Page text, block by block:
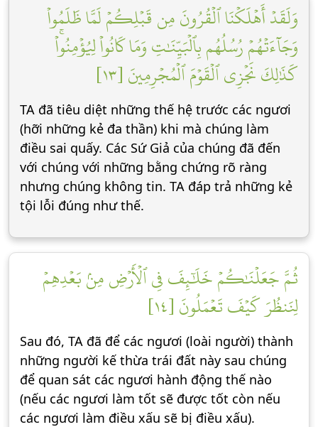
وَلَقَدۡ أَهۡلَكۡنَا ٱلۡقُرُونَ مِن قَبۡلِكُمۡ لَمَّا ظَلَمُواْ
وَجَآءَتۡهُمۡ رُسُلُهُم بِٱلۡبَيِّنَٰتِ وَمَا كَانُواْ لِيُؤۡمِنُواْۚ
كَذَٰلِكَ نَجۡزِي ٱلۡقَوۡمَ ٱلۡمُجۡرِمِينَ [١٣]
TA đã tiêu diệt những thế hệ trước các ngươi
(hỡi những kẻ đa thần) khi mà chúng làm
điều sai quấy. Các Sứ Giả của chúng đã đến
với chúng với những bằng chứng rõ ràng
nhưng chúng không tin. TA đáp trả những kẻ
tội lỗi đúng như thế.
ثُمَّ جَعَلۡنَٰكُمۡ خَلَٰٓئِفَ فِي ٱلۡأَرۡضِ مِنۢ بَعۡدِهِمۡ
لِنَنظُرَ كَيۡفَ تَعۡمَلُونَ [١٤]
Sau đó, TA đã để các ngươi (loài người) thành
những người kế thừa trái đất này sau chúng
để quan sát các ngươi hành động thế nào
(nếu các ngươi làm tốt sẽ được tốt còn nếu
các ngươi làm điều xấu sẽ bị điều xấu).